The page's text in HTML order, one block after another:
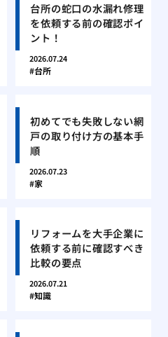
台所の蛇口の水漏れ修理
を依頼する前の確認ポイ
ント！
2026.07.24
台所
初めてでも失敗しない網
戸の取り付け方の基本手
順
2026.07.23
家
リフォームを大手企業に
依頼する前に確認すべき
比較の要点
2026.07.21
知識